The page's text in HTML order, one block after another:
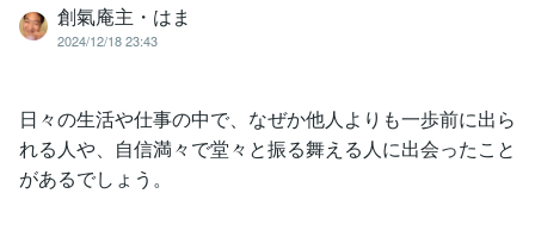
創氣庵主・はま
2024/12/18 23:43
日々の生活や仕事の中で、なぜか他人よりも一歩前に出ら
れる人や、自信満々で堂々と振る舞える人に出会ったこと
があるでしょう。